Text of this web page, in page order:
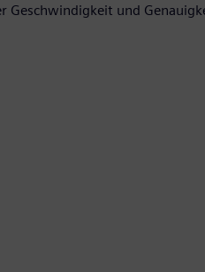
Geschwindigkeit und